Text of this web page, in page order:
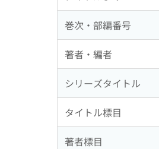
巻次・部編番号
著者・編者
シリーズタイトル
タイトル標目
著者標目